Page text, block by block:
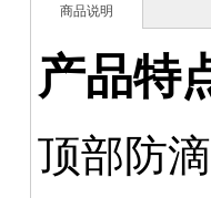
商品说明
产品特
顶部防